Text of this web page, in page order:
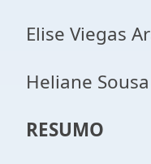
Elise Viegas
Heliane
RESUMO